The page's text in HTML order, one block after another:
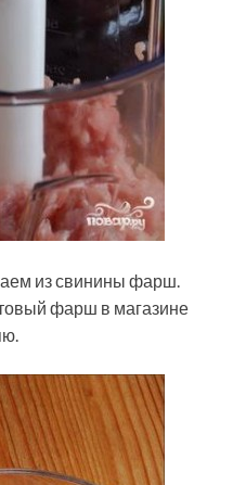
из свинины фарш.
фарш в магазине